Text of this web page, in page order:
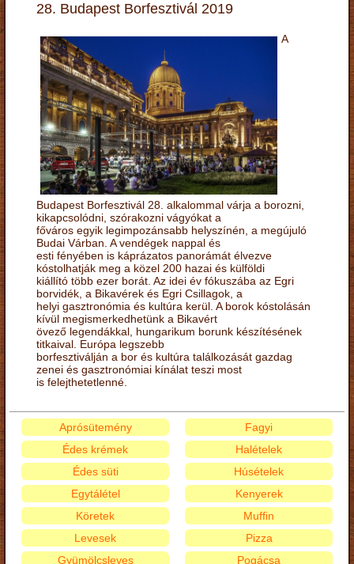
28. Budapest Borfesztivál 2019
A
Budapest Borfesztivál 28. alkalommal várja a borozni,
kikapcsolódni, szórakozni vágyókat a
főváros egyik legimpozánsabb helyszínén, a megújuló
Budai Várban. A vendégek nappal és
esti fényében is káprázatos panorámát élvezve
kóstolhatják meg a közel 200 hazai és külföldi
kiállító több ezer borát. Az idei év fókuszába az Egri
borvidék, a Bikavérek és Egri Csillagok, a
helyi gasztronómia és kultúra kerül. A borok kóstolásán
kívül megismerkedhetünk a Bikavért
övező legendákkal, hungarikum borunk készítésének
titkaival. Európa legszebb
borfesztiválján a bor és kultúra találkozását gazdag
zenei és gasztronómiai kínálat teszi most
is felejthetetlenné.
Aprósütemény
Édes krémek
Édes süti
Egytálétel
Fagyi
Halételek
Húsételek
Kenyerek
Köretek
Levesek
Gyümölcsleves
Muffin
Pizza
Pogácsa